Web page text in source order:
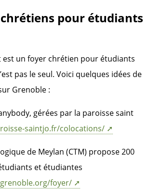
pour étudiants
est un foyer chrétien pour étudiants
pas le seul. Voici quelques idées de
Grenoble :
gérées par la paroisse saint
saintjo.fr/colocations/
de Meylan (CTM) propose 200
et étudiantes
foyer/